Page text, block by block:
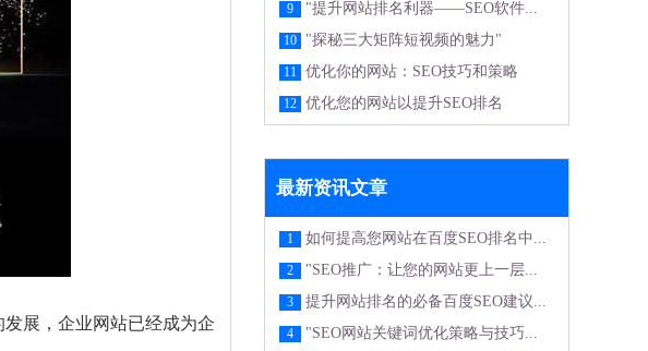
展，企业网站已经成为企
9 "提升网站排名利器——SEO软件...
10 "探秘三大矩阵短视频的魅力"
11 优化你的网站：SEO技巧和策略
12 优化您的网站以提升SEO排名
最新资讯文章
1 如何提高您网站在百度SEO排名中...
2 "SEO推广：让您的网站更上一层...
3 提升网站排名的必备百度SEO建议...
4 "SEO网站关键词优化策略与技巧...